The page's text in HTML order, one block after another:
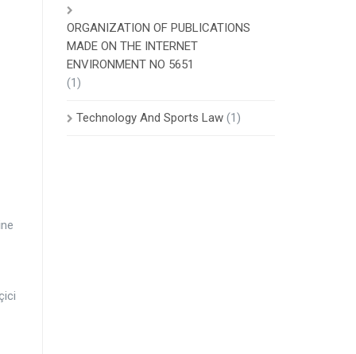
ORGANIZATION OF PUBLICATIONS
MADE ON THE INTERNET
ENVIRONMENT NO 5651
(1)
Technology And Sports Law(1)